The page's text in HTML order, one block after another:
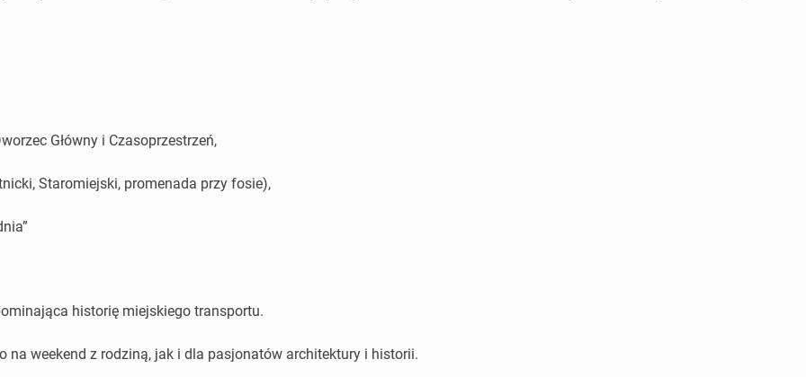
Główny i Czasoprzestrzeń,
Staromiejski, promenada przy fosie),
historię miejskiego transportu.
na weekend z rodziną, jak i dla pasjonatów architektury i historii.